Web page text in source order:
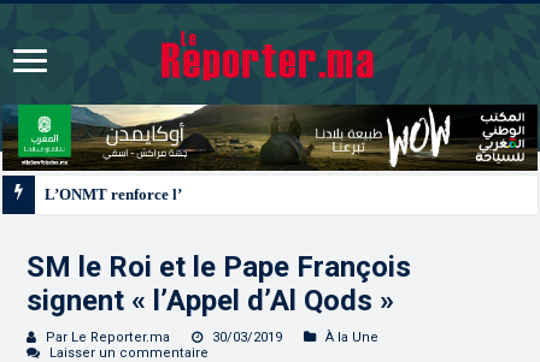
SM le Roi et le Pape François
signent « l’Appel d’Al Qods »
Par Le Reporter.ma 30/03/2019
À la Une
Laisser un commentaire